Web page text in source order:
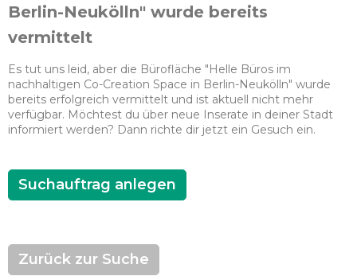
Berlin-Neukölln" wurde bereits
vermittelt
Es tut uns leid, aber die Bürofläche "Helle Büros im
nachhaltigen Co-Creation Space in Berlin-Neukölln" wurde
bereits erfolgreich vermittelt und ist aktuell nicht mehr
verfügbar. Möchtest du über neue Inserate in deiner Stadt
informiert werden? Dann richte dir jetzt ein Gesuch ein.
Suchauftrag anlegen
Zurück zur Suche